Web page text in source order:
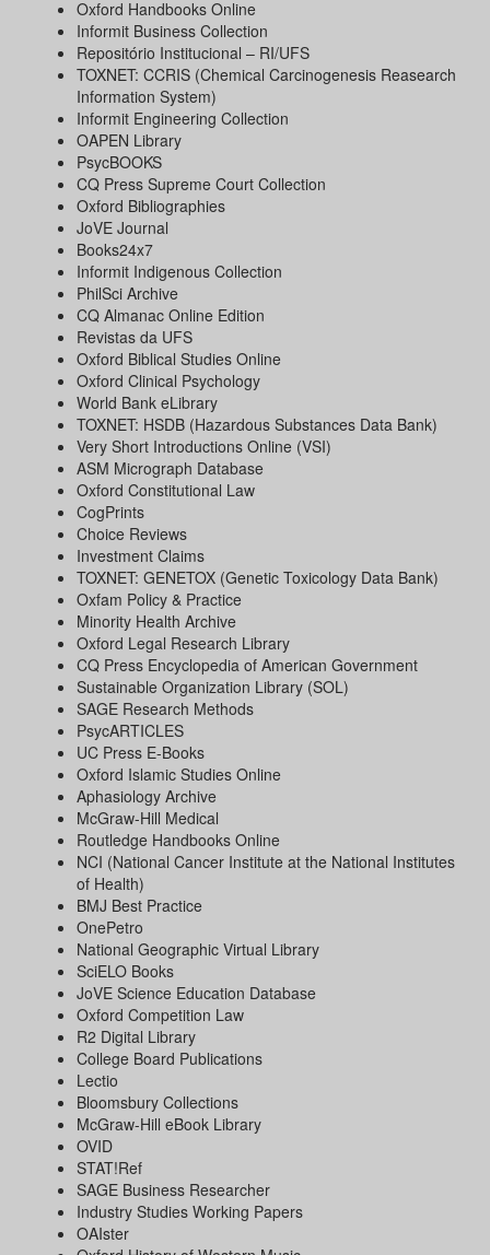
Oxford Handbooks Online
Informit Business Collection
Repositório Institucional – RI/UFS
TOXNET: CCRIS (Chemical Carcinogenesis Reasearch
Information System)
Informit Engineering Collection
OAPEN Library
PsycBOOKS
CQ Press Supreme Court Collection
Oxford Bibliographies
JoVE Journal
Books24x7
Informit Indigenous Collection
PhilSci Archive
CQ Almanac Online Edition
Revistas da UFS
Oxford Biblical Studies Online
Oxford Clinical Psychology
World Bank eLibrary
TOXNET: HSDB (Hazardous Substances Data Bank)
Very Short Introductions Online (VSI)
ASM Micrograph Database
Oxford Constitutional Law
CogPrints
Choice Reviews
Investment Claims
TOXNET: GENETOX (Genetic Toxicology Data Bank)
Oxfam Policy & Practice
Minority Health Archive
Oxford Legal Research Library
CQ Press Encyclopedia of American Government
Sustainable Organization Library (SOL)
SAGE Research Methods
PsycARTICLES
UC Press E-Books
Oxford Islamic Studies Online
Aphasiology Archive
McGraw-Hill Medical
Routledge Handbooks Online
NCI (National Cancer Institute at the National Institutes
of Health)
BMJ Best Practice
OnePetro
National Geographic Virtual Library
SciELO Books
JoVE Science Education Database
Oxford Competition Law
R2 Digital Library
College Board Publications
Lectio
Bloomsbury Collections
McGraw-Hill eBook Library
OVID
STAT!Ref
SAGE Business Researcher
Industry Studies Working Papers
OAIster